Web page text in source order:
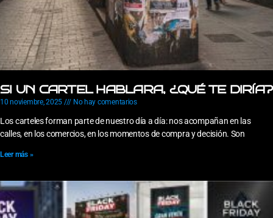
SI UN CARTEL HABLARA, ¿QUÉ TE DIRÍA?
10 noviembre, 2025 No hay comentarios
Los carteles forman parte de nuestro día a día: nos acompañan en las
calles, en los comercios, en los momentos de compra y decisión. Son
Leer más »